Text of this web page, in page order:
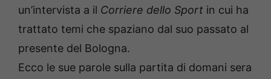
un’intervista a il Corriere dello Sport in cui ha
trattato temi che spaziano dal suo passato al
presente del Bologna.
Ecco le sue parole sulla partita di domani sera